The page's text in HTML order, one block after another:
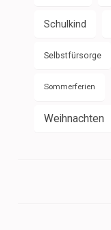
Schulkind
Selbstfürsorge
Sommerferien
Weihnachten